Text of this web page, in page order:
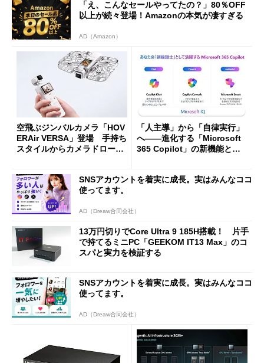
「え、こんなセールやってたの？」80％OFF
以上が続々登場！Amazonの本気が凄すぎる
AD（Amazon）
空飛ぶジンバルカメラ「HOV
ERAir VERSA」登場 手持ち
スタイルからカメラドローン
「人主導」から「自律実行」
へ――進化する「Microsoft
365 Copilot」の新機能とエ
SNSアカウントを着実に成長。実はみんなココ
使ってます。
AD（Dreaw合同会社）
13万円切りでCore Ultra 9 185H搭載！ 片手
で持てるミニPC「GEEKOM IT13 Max」のコ
スパと実力を検証する
SNSアカウントを着実に成長。実はみんなココ
使ってます。
AD（Dreaw合同会社）